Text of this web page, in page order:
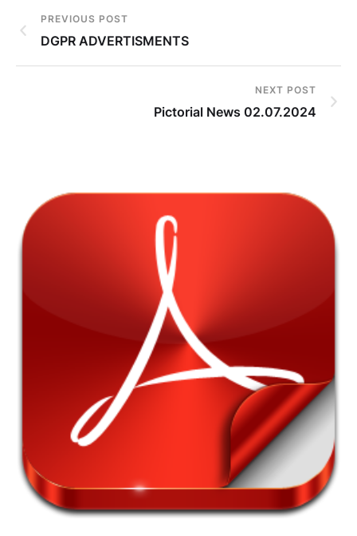
PREVIOUS POST
DGPR ADVERTISMENTS
NEXT POST
Pictorial News 02.07.2024